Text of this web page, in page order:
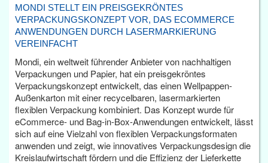
MONDI STELLT EIN PREISGEKRÖNTES
VERPACKUNGSKONZEPT VOR, DAS ECOMMERCE
ANWENDUNGEN DURCH LASERMARKIERUNG
VEREINFACHT
Mondi, ein weltweit führender Anbieter von nachhaltigen
Verpackungen und Papier, hat ein preisgekröntes
Verpackungskonzept entwickelt, das einen Wellpappen-
Außenkarton mit einer recycelbaren, lasermarkierten
flexiblen Verpackung kombiniert. Das Konzept wurde für
eCommerce- und Bag-in-Box-Anwendungen entwickelt, lässt
sich auf eine Vielzahl von flexiblen Verpackungsformaten
anwenden und zeigt, wie innovatives Verpackungsdesign die
Kreislaufwirtschaft fördern und die Effizienz der Lieferkette